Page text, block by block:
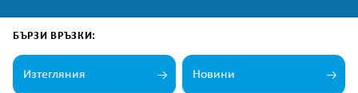
БЪРЗИ ВРЪЗКИ:
Изтегляния Новини